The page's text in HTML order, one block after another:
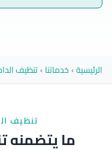
الرئيسية›خدماتنا›تنظيف
تنظيف
ما يتضمنه